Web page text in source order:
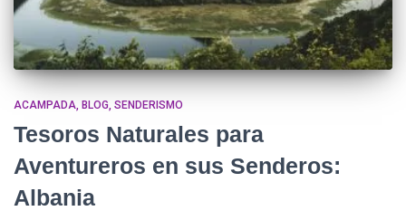
ACAMPADA BLOG SENDERISMO
Tesoros Naturales para
Aventureros en sus Senderos:
Albania